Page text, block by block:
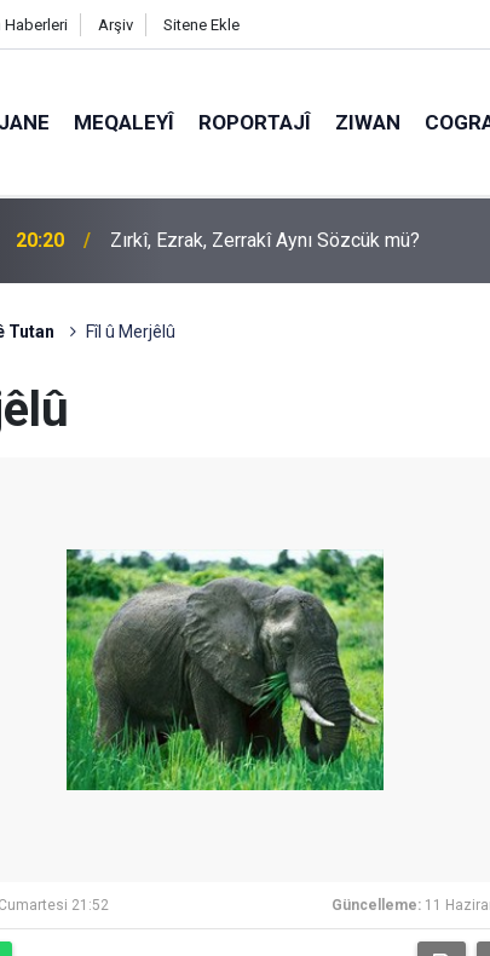
Haberleri Arşiv Sitene Ekle
MEQALEYÎ ROPORTAJÎ ZIWAN
20:20 Zırkî, Ezrak, Zerrakî Aynı Sözcük mü?
Tutan Fîl û Merjêlû
21:52 Güncelleme: 11